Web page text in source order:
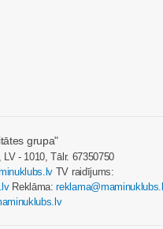
grupa"
- 1010, Tālr. 67350750
TV raidījums:
Reklāma: